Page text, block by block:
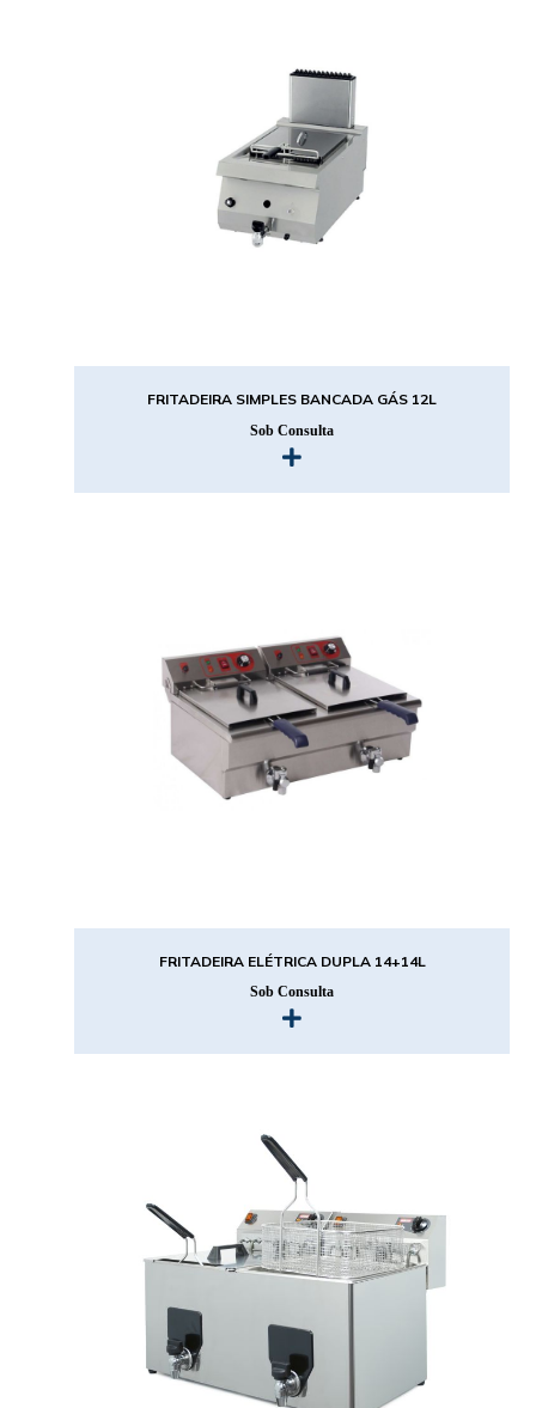
FRITADEIRA SIMPLES BANCADA GÁS 12L
Sob Consulta
FRITADEIRA ELÉTRICA DUPLA 14+14L
Sob Consulta